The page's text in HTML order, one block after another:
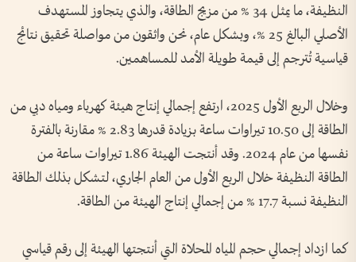
النظيفة، ما يمثل 34 % من مزيج الطاقة، والذي يتجاوز المستهدف
الأصلي البالغ 25 %، وبشكل عام، نحن واثقون من مواصلة تحقيق نتائج
قياسية تُترجم إلى قيمة طويلة الأمد للمساهمين.
وخلال الربع الأول 2025، ارتفع إجمالي إنتاج هيئة كهرباء ومياه دبي من
الطاقة إلى 10.50 تيراوات ساعة بزيادة قدرها 2.83 % مقارنة بالفترة
نفسها من عام 2024. وقد أنتجت الهيئة 1.86 تيراوات ساعة من
الطاقة النظيفة خلال الربع الأول من العام الجاري، لتشكل بذلك الطاقة
النظيفة نسبة 17.7 % من إجمالي إنتاج الهيئة من الطاقة.
كما ازداد إجمالي حجم المياه المحلاة التي أنتجتها الهيئة إلى رقم قياسي